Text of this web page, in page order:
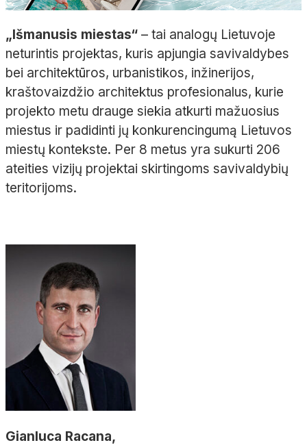
„Išmanusis miestas“ – tai analogų Lietuvoje
neturintis projektas, kuris apjungia savivaldybes
bei architektūros, urbanistikos, inžinerijos,
kraštovaizdžio architektus profesionalus, kurie
projekto metu drauge siekia atkurti mažuosius
miestus ir padidinti jų konkurencingumą Lietuvos
miestų kontekste. Per 8 metus yra sukurti 206
ateities vizijų projektai skirtingoms savivaldybių
teritorijoms.
Gianluca Racana,